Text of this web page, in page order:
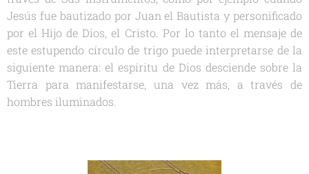
Jesús fue bautizado por Juan el Bautista y personificado
por el Hijo de Dios, el Cristo. Por lo tanto el mensaje de
este estupendo círculo de trigo puede interpretarse de la
siguiente manera: el espíritu de Dios desciende sobre la
Tierra para manifestarse, una vez más, a través de
hombres iluminados.